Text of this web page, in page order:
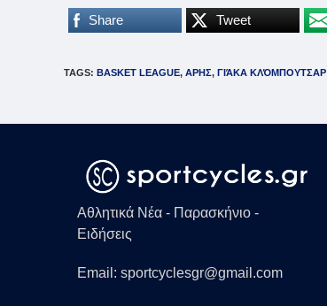
Share Tweet
TAGS: BASKET LEAGUE, ΑΡΗΣ, ΓΙΆΚΑ ΚΛΌΜΠΟΥΤΣΑΡ
Αθλητικά Νέα - Παρασκήνιο -
Ειδήσεις
Email: sportcyclesgr@gmail.com